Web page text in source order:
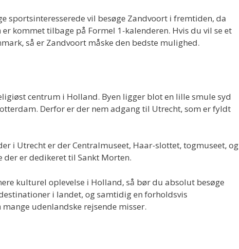
sportsinteresserede vil besøge Zandvoort i fremtiden, da
kommet tilbage på Formel 1-kalenderen. Hvis du vil se et
så er Zandvoort måske den bedste mulighed.
centrum i Holland. Byen ligger blot en lille smule syd
Derfor er der nem adgang til Utrecht, som er fyldt
i Utrecht er der Centralmuseet, Haar-slottet, togmuseet, og
er dedikeret til Sankt Morten.
kulturel oplevelse i Holland, så bør du absolut besøge
i landet, og samtidig en forholdsvis
udenlandske rejsende misser.